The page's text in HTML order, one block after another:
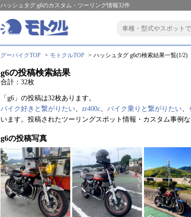
ハッシュタグ g6のカスタム・ツーリング情報32件
グーバイクTOP モトクルTOP ハッシュタグ g6の検索結果一覧(1/2)
g6の投稿検索結果
合計：32枚
「g6」の投稿は32枚あります。
バイク好きと繋がりたい、 zr400c、 バイク乗りと繋がりたい、
います。投稿されたツーリングスポット情報・カスタム事例
g6の投稿写真